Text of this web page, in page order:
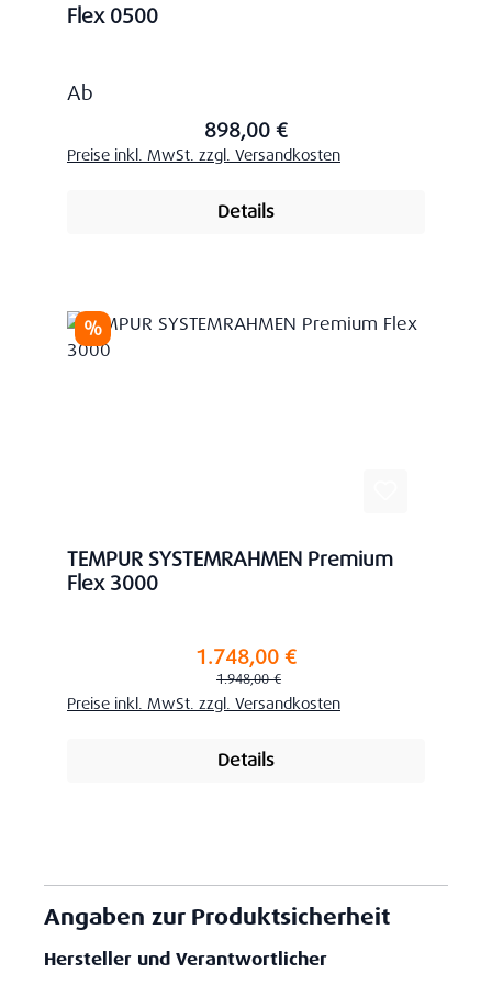
Flex 0500
Regulärer Preis:
Ab
898,00 €
Preise inkl. MwSt. zzgl. Versandkosten
Details
Rabatt
%
TEMPUR SYSTEMRAHMEN Premium
Flex 3000
Verkaufspreis:1.748,00 €
Regulärer Preis:
1.948,00 €
Preise inkl. MwSt. zzgl. Versandkosten
Details
Angaben zur Produktsicherheit
Hersteller und Verantwortlicher